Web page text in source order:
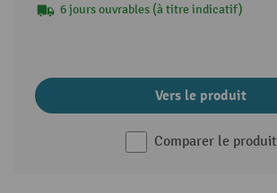
6 jours ouvrables (à titre indicatif)
Vers le produit
Comparer le produit